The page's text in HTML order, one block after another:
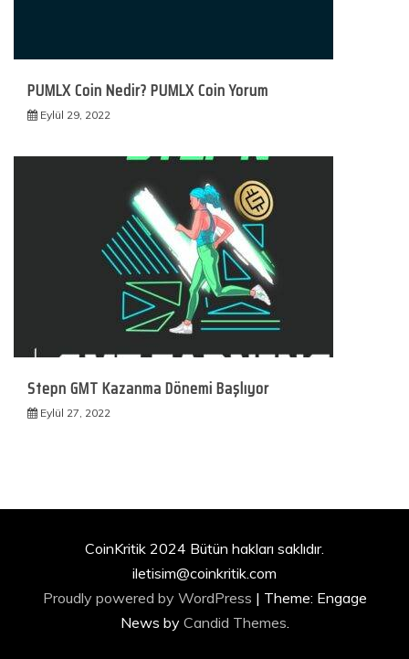
PUMLX Coin Nedir? PUMLX Coin Yorum
Eylül 29, 2022
Stepn GMT Kazanma Dönemi Başlıyor
Eylül 27, 2022
CoinKritik 2024 Bütün hakları saklıdır.
iletisim@coinkritik.com
Proudly powered by WordPress | Theme: Engage
News by Candid Themes.